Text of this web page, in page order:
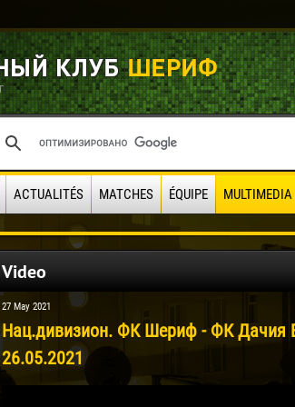
ACTUALITÉS MATCHES ÉQUIPE MULTIMEDIA
Video
27 May 2021
Нац.дивизион. ФК Шериф - ФК Дачия
26.05.2021